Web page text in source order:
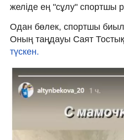
желіде ең "сұлу" спортшы
Одан бөлек, спортшы биыл
Оның таңдауы Саят
түскен.